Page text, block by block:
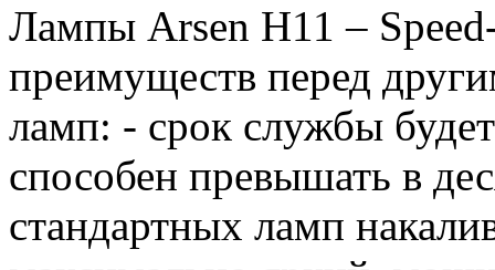
Лампы Arsen H11 –
преимуществ перед
ламп: - срок службы
способен превышать в
стандартных ламп